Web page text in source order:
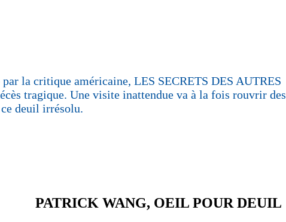
la critique américaine, LES SECRETS DES AUTRES
tragique. Une visite inattendue va à la fois rouvrir des
deuil irrésolu.
PATRICK WANG, OEIL POUR DEUIL